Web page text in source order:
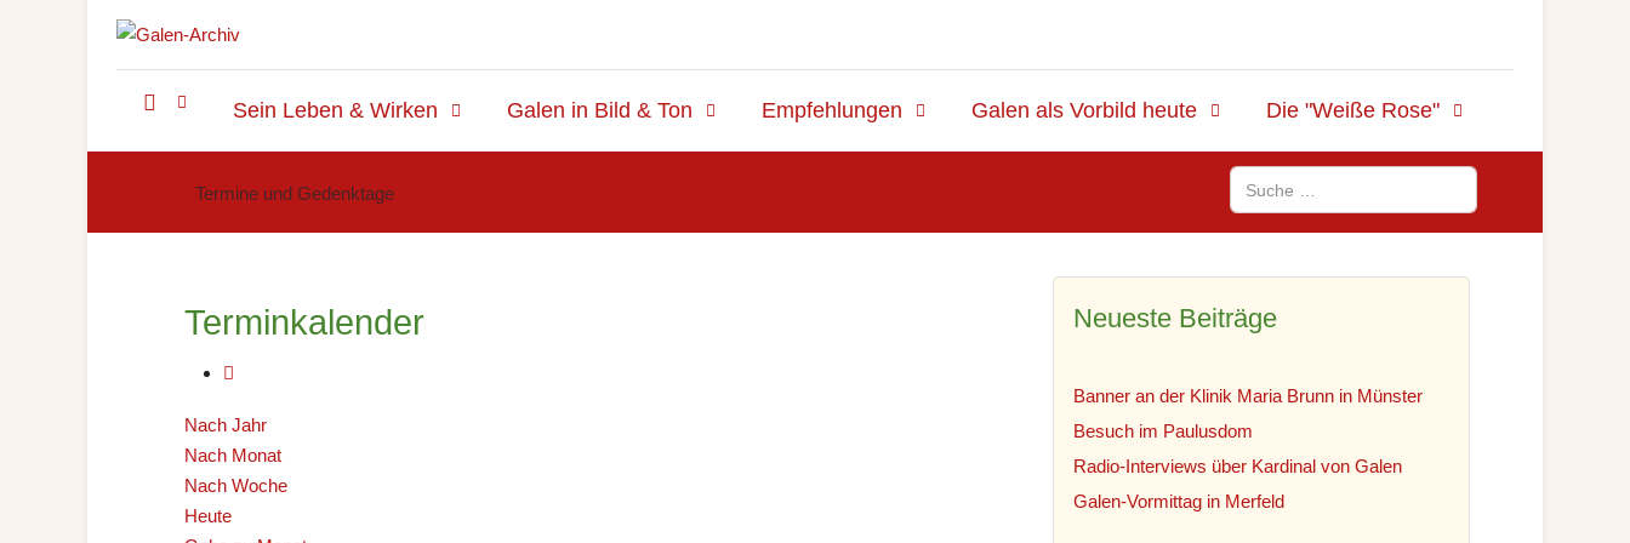
Sein Leben & Wirken Galen in Bild & Ton Empfehlungen Galen als Vorbild heute Die "Weiße Rose"
Termine und Gedenktage
Suchen
Terminkalender
Nach Jahr
Nach Monat
Nach Woche
Heute
Neueste Beiträge
Banner an der Klinik Maria Brunn in Münster
Besuch im Paulusdom
Radio-Interviews über Kardinal von Galen
Galen-Vormittag in Merfeld